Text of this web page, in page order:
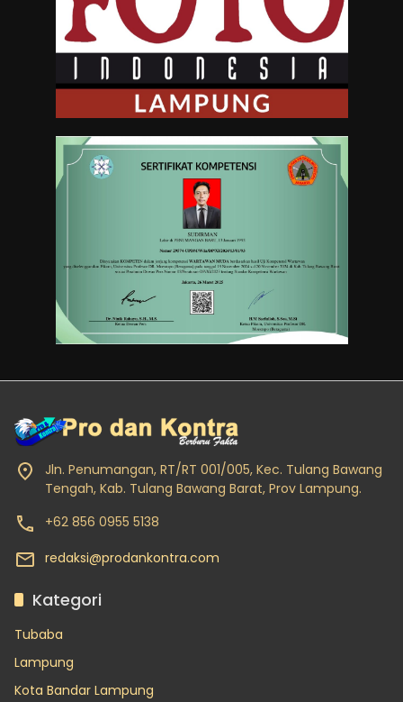
Jln. Penumangan, RT/RT 001/005, Kec. Tulang Bawang
Tengah, Kab. Tulang Bawang Barat, Prov Lampung.
+62 856 0955 5138
redaksi@prodankontra.com
Kategori
Tubaba
Lampung
Kota Bandar Lampung